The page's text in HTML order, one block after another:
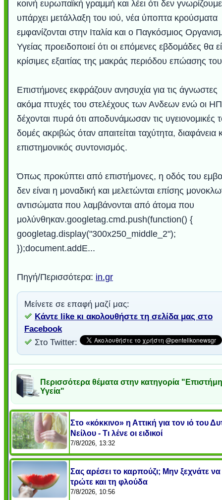
κοινή ευρωπαϊκή γραμμή και λέει ότι δεν
υπάρχει μετάλλαξη του ιού, νέα ύποπτα κρούσματα
εμφανίζονται στην Ιταλία και ο Παγκόσμιος
Υγείας προειδοποιεί ότι οι επόμενες εβδομάδες θα
κρίσιμες εξαιτίας της μακράς περιόδου επώασης
Επιστήμονες εκφράζουν ανησυχία για τις άγνωστες
ακόμα πτυχές του στελέχους των Ανδεων ενώ οι
δέχονται πυρά ότι αποδυνάμωσαν τις υγειονομικές
δομές ακριβώς όταν απαιτείται ταχύτητα, διαφάνεια
επιστημονικός συντονισμός.
Όπως προκύπτει από επιστήμονες, η οδός του
δεν είναι η μοναδική και μελετώνται επίσης
αντισώματα που λαμβάνονται από άτομα που
μολύνθηκαν.googletag.cmd.push(function() {
googletag.display("300x250_middle_2");
});document.addE...
Πηγή/Περισσότερα: in.gr
Μείνετε σε επαφή μαζί μας:
Κάντε like κι ακολουθήστε τη σελίδα μας στο
Facebook
Στο Twitter:
Περισσότερα θέματα στην κατηγορία
Υγεία"
Στο «κόκκινο» η Αττική για τον ιό του
Νείλου - Τι λένε οι ειδικοί
7/8/2026, 13:32
Σας αρέσει το καρπούζι; Μην ξεχνάτε να
τρώτε και τη φλούδα
7/8/2026, 10:56